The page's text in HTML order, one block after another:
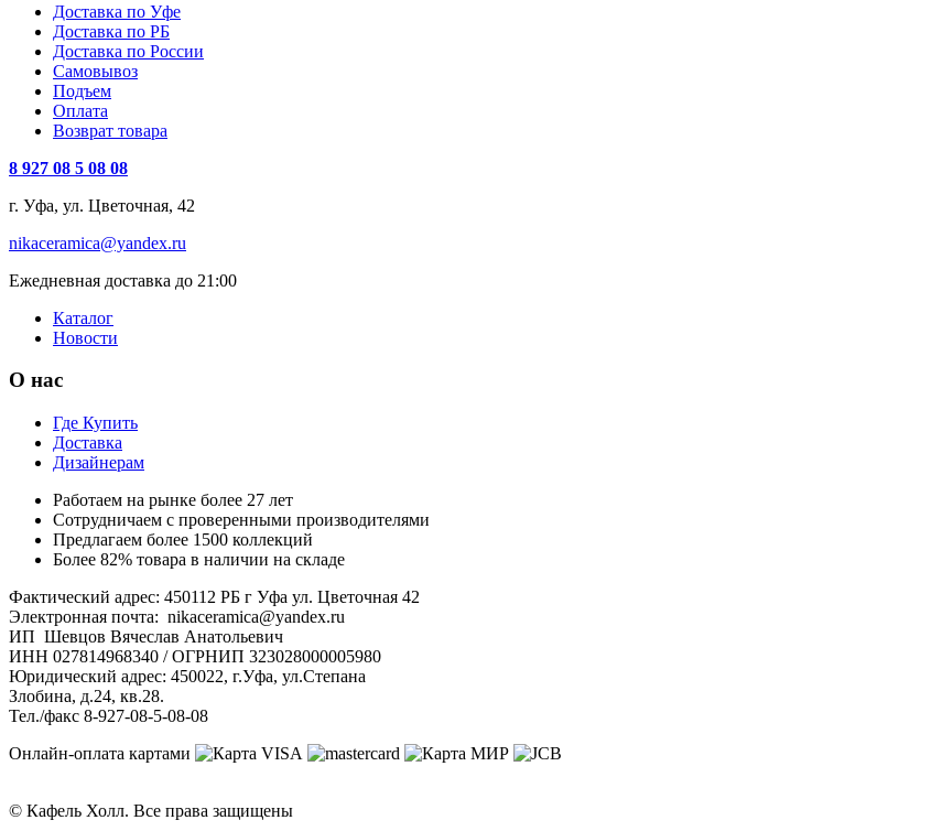
Доставка по Уфе
Доставка по РБ
Доставка по России
Самовывоз
Подъем
Оплата
Возврат товара
8 927 08 5 08 08
г. Уфа, ул. Цветочная, 42
nikaceramica@yandex.ru
Ежедневная доставка до 21:00
Каталог
Новости
О нас
Где Купить
Доставка
Дизайнерам
Работаем на рынке более 27 лет
Сотрудничаем с проверенными производителями
Предлагаем более 1500 коллекций
Более 82% товара в наличии на складе
Фактический адрес: 450112 РБ г Уфа ул. Цветочная 42
Электронная почта: nikaceramica@yandex.ru
ИП Шевцов Вячеслав Анатольевич
ИНН 027814968340 / ОГРНИП 323028000005980
Юридический адрес: 450022, г.Уфа, ул.Степана
Злобина, д.24, кв.28.
Тел./факс 8-927-08-5-08-08
Онлайн-оплата картами
© Кафель Холл. Все права защищены